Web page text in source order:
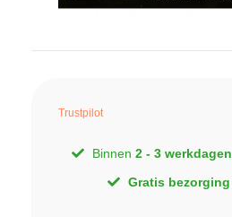
Trustpilot
Binnen 2 - 3 werkdagen
Gratis bezorging